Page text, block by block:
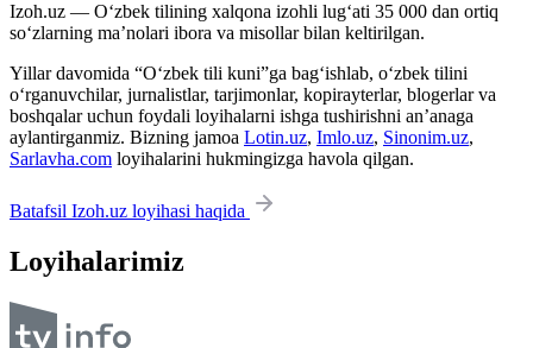
Izoh.uz — O‘zbek tilining xalqona izohli lug‘ati 35 000 dan ortiq
so‘zlarning ma’nolari ibora va misollar bilan keltirilgan.
Yillar davomida “O‘zbek tili kuni”ga bag‘ishlab, o‘zbek tilini
o‘rganuvchilar, jurnalistlar, tarjimonlar, kopirayterlar, blogerlar va
boshqalar uchun foydali loyihalarni ishga tushirishni an’anaga
aylantirganmiz. Bizning jamoa Lotin.uz, Imlo.uz, Sinonim.uz,
Sarlavha.com loyihalarini hukmingizga havola qilgan.
Batafsil Izoh.uz loyihasi haqida
Loyihalarimiz